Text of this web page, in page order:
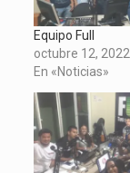
nueva)
Equipo Full
octubre 12, 2022
En «Noticias»